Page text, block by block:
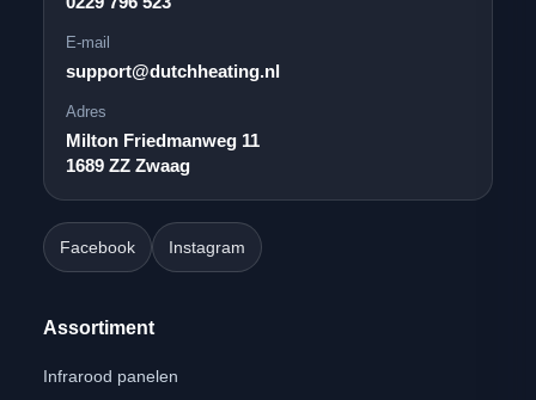
E-mail
support@dutchheating.nl
Adres
Milton Friedmanweg 11
1689 ZZ Zwaag
Facebook Instagram
Assortiment
Infrarood panelen